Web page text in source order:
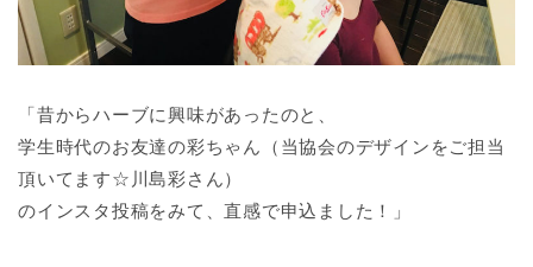
「昔からハーブに興味があったのと、
学生時代のお友達の彩ちゃん（当協会のデザインをご担当
頂いてます☆川島彩さん）
のインスタ投稿をみて、直感で申込ました！」